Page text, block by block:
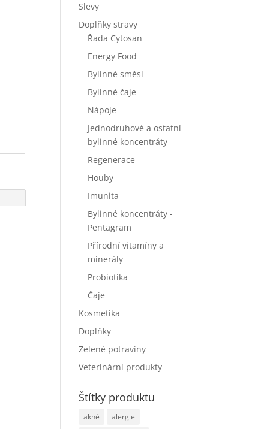
Slevy
Doplňky stravy
Řada Cytosan
Energy Food
Bylinné směsi
Bylinné čaje
Nápoje
Jednodruhové a ostatní
bylinné koncentráty
Regenerace
Houby
Imunita
Bylinné koncentráty -
Pentagram
Přírodní vitamíny a
minerály
Probiotika
Čaje
Kosmetika
Doplňky
Zelené potraviny
Veterinární produkty
Štítky produktu
akné alergie